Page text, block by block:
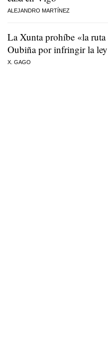
ALEJANDRO MARTÍNEZ
La Xunta prohíbe «la ruta
Oubiña por infringir la
X. GAGO